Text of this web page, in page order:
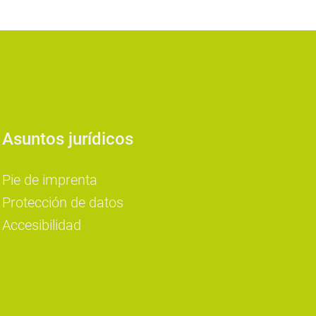
Asuntos jurídicos
Pie de imprenta
Protección de datos
Accesibilidad